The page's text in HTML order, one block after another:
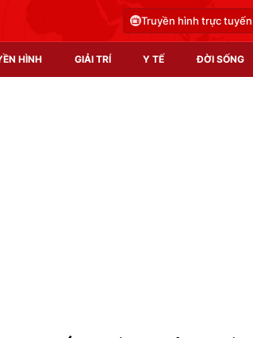
Truyền hình trực tuyến
HÌNH GIẢI TRÍ Y TẾ ĐỜI SỐNG